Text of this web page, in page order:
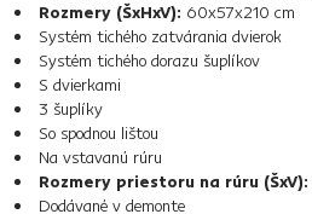
Rozmery (ŠxHxV): 60x57x210 cm
Systém tichého zatvárania dvierok
Systém tichého dorazu šuplíkov
S dvierkami
3 šuplíky
So spodnou lištou
Na vstavanú rúru
Rozmery priestoru na rúru (ŠxV):
Dodávané v demonte